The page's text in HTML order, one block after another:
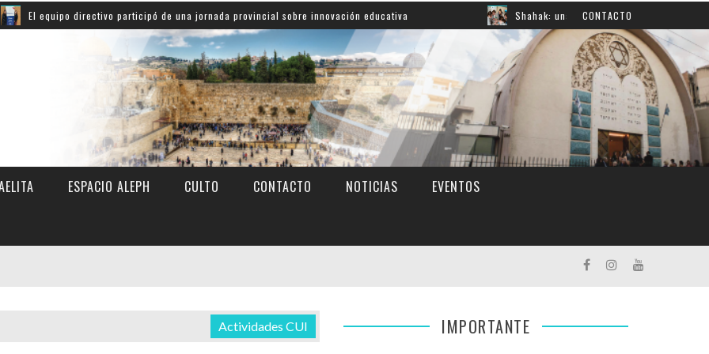
directivo participó de una jornada provincial sobre innovación educativa Shahak: una nueva jornada para reflexionar sobre
CONTACTO
ESPACIO ALEPH CULTO CONTACTO NOTICIAS EVENTOS
Actividades CUI IMPORTANTE